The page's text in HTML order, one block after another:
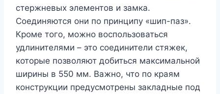
стержневых элементов и замка.
Соединяются они по принципу «шип-паз».
Кроме того, можно воспользоваться
удлинителями – это соединители стяжек,
которые позволяют добиться максимальной
ширины в 550 мм. Важно, что по краям
конструкции предусмотрены закладные под